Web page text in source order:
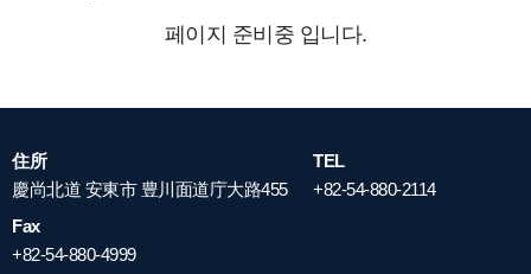
페이지 준비중 입니다.
住所
慶尚北道 安東市 豊川面道庁大路455
TEL
+82-54-880-2114
Fax
+82-54-880-4999